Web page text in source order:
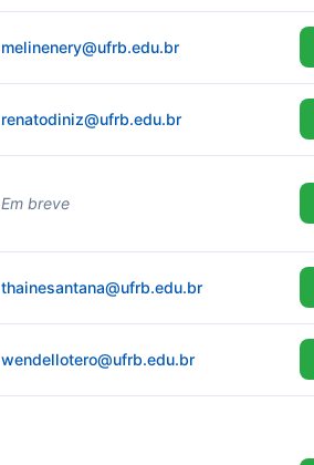
melinenery@ufrb.edu.br
renatodiniz@ufrb.edu.br
Em breve
thainesantana@ufrb.edu.br
wendellotero@ufrb.edu.br